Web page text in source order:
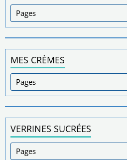
MES CRÈMES
VERRINES SUCRÉES